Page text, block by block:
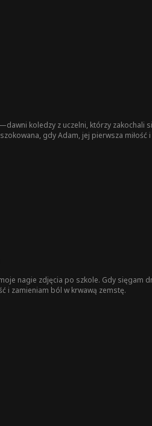
koledzy z uczelni, którzy
gdy Adam, jej pierwsza
nagie zdjęcia po szkole. Gdy sięgam
i zamieniam ból w krwawą zemstę.